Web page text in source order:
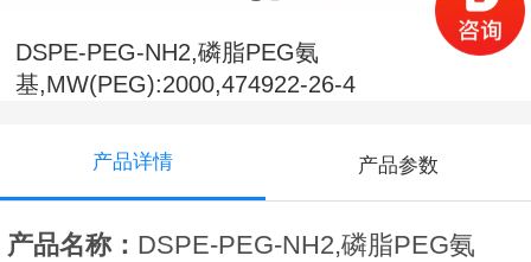
DSPE-PEG-NH2,磷脂PEG氨
基,MW(PEG):2000,474922-26-4
产品详情 产品参数
产品名称： DSPE-PEG-NH2,磷脂PEG氨